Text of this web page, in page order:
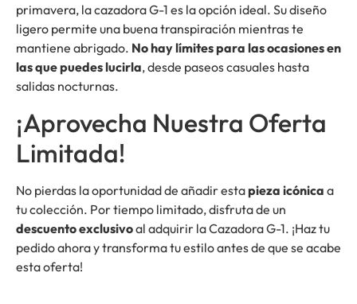
primavera, la cazadora G-1 es la opción ideal. Su diseño
ligero permite una buena transpiración mientras te
mantiene abrigado. No hay límites para las ocasiones en
las que puedes lucirla, desde paseos casuales hasta
salidas nocturnas.
¡Aprovecha Nuestra Oferta
Limitada!
No pierdas la oportunidad de añadir estapieza icónica a
tu colección. Por tiempo limitado, disfruta de un
descuento exclusivoal adquirir la Cazadora G-1. ¡Haz tu
pedido ahora y transforma tu estilo antes de que se acabe
esta oferta!